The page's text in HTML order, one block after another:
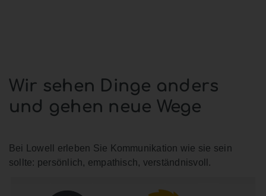
Wir sehen Dinge anders
und gehen neue Wege
Bei Lowell erleben Sie Kommunikation wie sie sein
sollte: persönlich, empathisch, verständnisvoll.